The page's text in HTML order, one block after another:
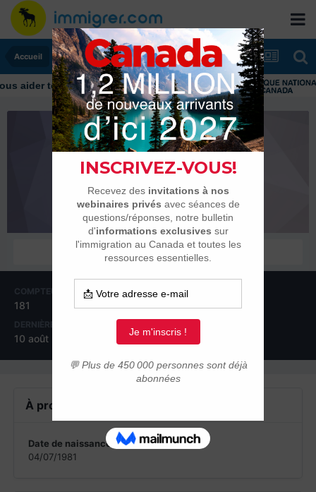
Accueil
tomcamp
Habitués
COMPTEUR DE CONTENUS
181
INSCRIPTION
1 décembre 2004
DERNIÈRE VISITE
10 août 2012
À propos de tomcamp
Date de naissance
04/07/1981